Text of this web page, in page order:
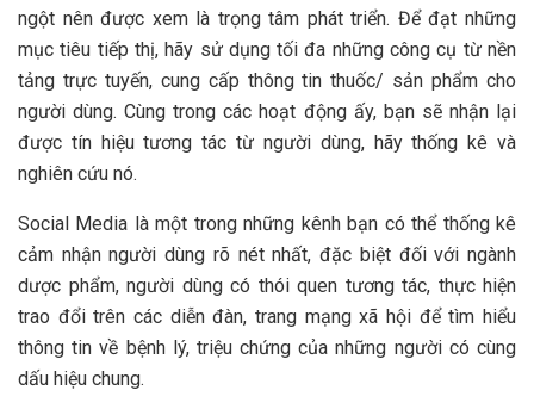
ngột nên được xem là trọng tâm phát triển. Để đạt những
mục tiêu tiếp thị, hãy sử dụng tối đa những công cụ từ nền
tảng trực tuyến, cung cấp thông tin thuốc/ sản phẩm cho
người dùng. Cùng trong các hoạt động ấy, bạn sẽ nhận lại
được tín hiệu tương tác từ người dùng, hãy thống kê và
nghiên cứu nó.
Social Media là một trong những kênh bạn có thể thống kê
cảm nhận người dùng rõ nét nhất, đặc biệt đối với ngành
dược phẩm, người dùng có thói quen tương tác, thực hiện
trao đổi trên các diễn đàn, trang mạng xã hội để tìm hiểu
thông tin về bệnh lý, triệu chứng của những người có cùng
dấu hiệu chung.